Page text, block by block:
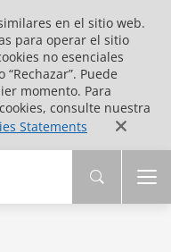
en el sitio web.
para operar el sitio
no esenciales
Puede
momento. Para
consulte nuestra
Statements